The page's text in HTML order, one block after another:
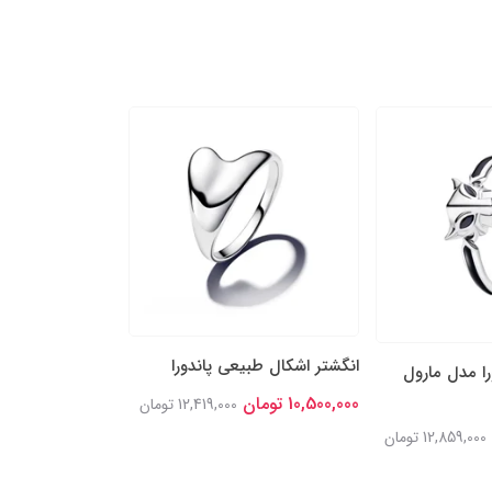
مدل مارول
12,859,000 تومان
انگشتر اشکال طبیعی پاندورا
10,500,000 تومان 12,419,000 تومان